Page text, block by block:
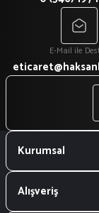
E-Mail ile
Kurumsal
Alışveriş